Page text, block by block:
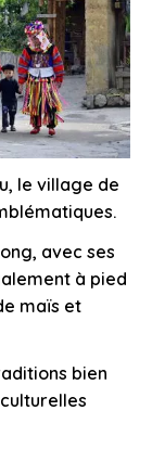
le village de
avec ses
à pied
maïs et
bien